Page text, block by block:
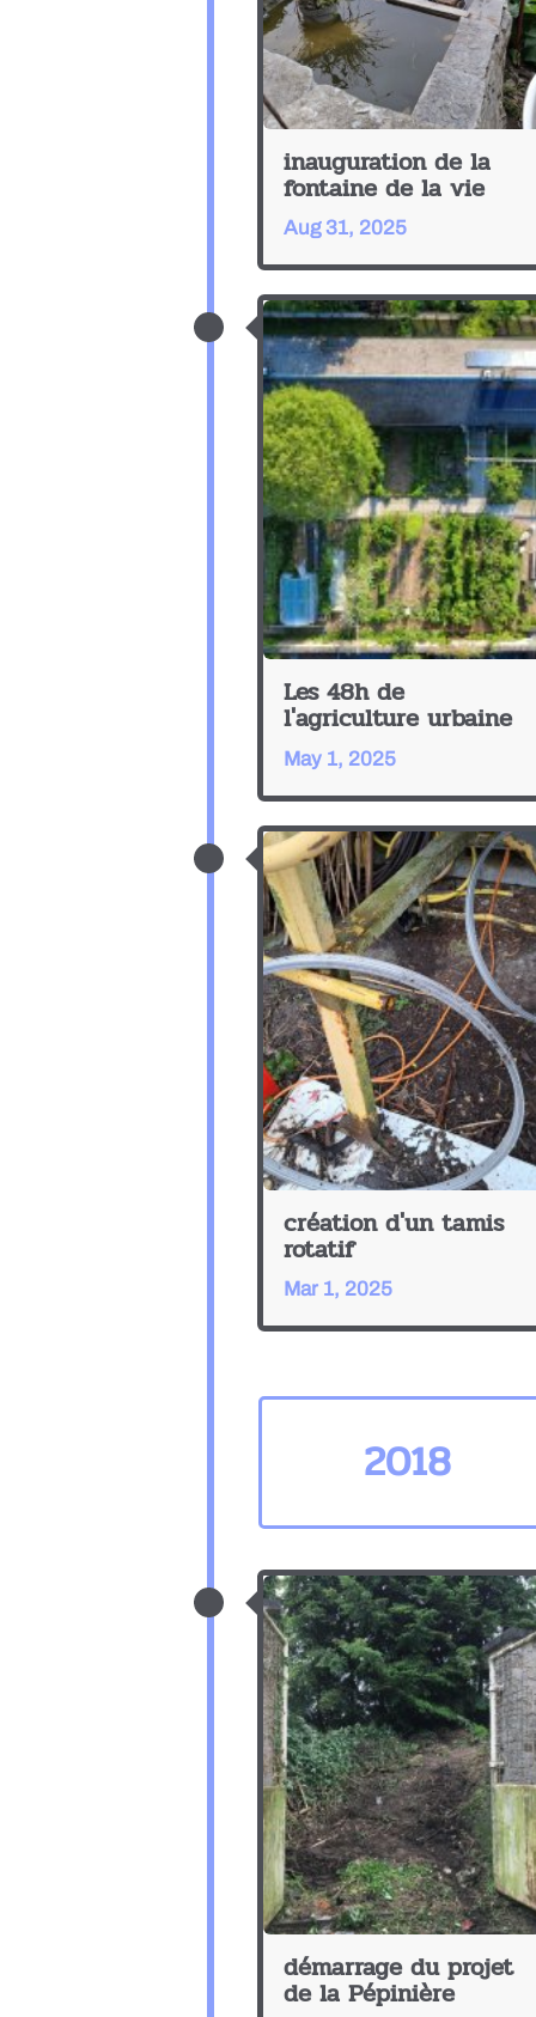
inauguration de la
fontaine de la vie
Aug 31, 2025
Les 48h de
l'agriculture urbaine
May 1, 2025
création d'un tamis
rotatif
Mar 1, 2025
2018
démarrage du projet
de la Pépinière